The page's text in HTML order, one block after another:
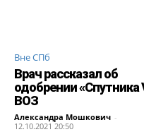
Вне СПб
Врач рассказал об
одобрении «Cпутника
ВОЗ
Александра Мошкович -
12.10.2021 20:50